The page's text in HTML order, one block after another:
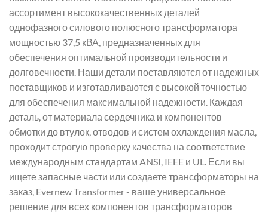
ассортимент высококачественных деталей
однофазного силового полюсного трансформатора
мощностью 37,5 кВА, предназначенных для
обеспечения оптимальной производительности и
долговечности. Наши детали поставляются от надежных
поставщиков и изготавливаются с высокой точностью
для обеспечения максимальной надежности. Каждая
деталь, от материала сердечника и компонентов
обмотки до втулок, отводов и систем охлаждения масла,
проходит строгую проверку качества на соответствие
международным стандартам ANSI, IEEE и UL. Если вы
ищете запасные части или создаете трансформаторы на
заказ, Evernew Transformer - ваше универсальное
решение для всех компонентов трансформаторов